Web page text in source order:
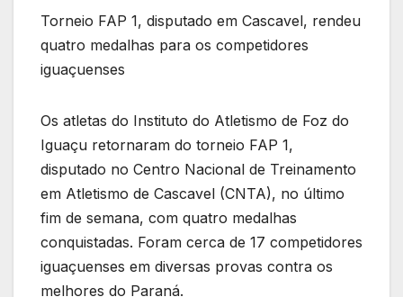
Torneio FAP 1, disputado em Cascavel, rendeu
quatro medalhas para os competidores
iguaçuenses
Os atletas do Instituto do Atletismo de Foz do
Iguaçu retornaram do torneio FAP 1,
disputado no Centro Nacional de Treinamento
em Atletismo de Cascavel (CNTA), no último
fim de semana, com quatro medalhas
conquistadas. Foram cerca de 17 competidores
iguaçuenses em diversas provas contra os
melhores do Paraná.